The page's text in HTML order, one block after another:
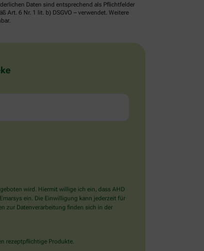
Daten sind entsprechend als Pflichtfelder
Art. 6 Nr. 1 lit. b) DSGVO – verwendet. Weitere
wird. Hiermit willige ich ein, dass AHD
ein. Die Einwilligung kann jederzeit für
zur Datenverarbeitung finden sich in der
rezeptpflichtige Produkte.